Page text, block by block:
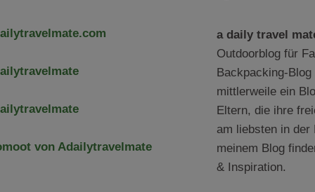
von Adailytravelmate
a daily travel
Outdoorblog für
Backpacking-
mittlerweile ein
Eltern, die ihre
am liebsten in der
meinem Blog
& Inspiration.